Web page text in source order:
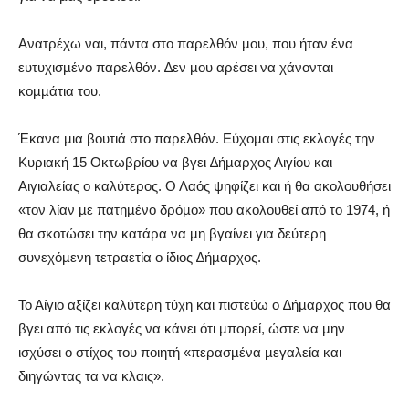
Ανατρέχω ναι, πάντα στο παρελθόν µου, που ήταν ένα
ευτυχισµένο παρελθόν. ∆εν µου αρέσει να χάνονται
κοµµάτια του.
Έκανα µια βουτιά στο παρελθόν. Εύχοµαι στις εκλογές την
Κυριακή 15 Οκτωβρίου να βγει ∆ήµαρχος Αιγίου και
Αιγιαλείας ο καλύτερος. Ο Λαός ψηφίζει και ή θα ακολουθήσει
«τον λίαν µε πατηµένο δρόµο» που ακολουθεί από το 1974, ή
θα σκοτώσει την κατάρα να µη βγαίνει για δεύτερη
συνεχόµενη τετραετία ο ίδιος ∆ήµαρχος.
Το Αίγιο αξίζει καλύτερη τύχη και πιστεύω ο ∆ήµαρχος που θα
βγει από τις εκλογές να κάνει ότι µπορεί, ώστε να µην
ισχύσει ο στίχος του ποιητή «περασµένα µεγαλεία και
διηγώντας τα να κλαις».